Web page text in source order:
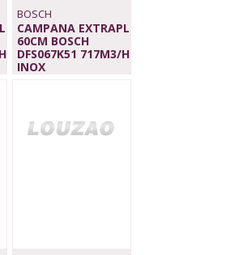
BOSCH
CAMPANA EXTRAPL
60CM BOSCH
DFS067K51 717M3/H
INOX